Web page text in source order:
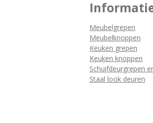
Meubelgrepen
Meubelknoppen
Keuken grepen
Keuken knoppen
Schuifdeurgrepen
Staal look deuren